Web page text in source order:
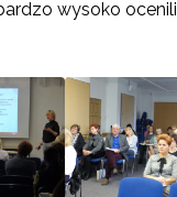
wysoko